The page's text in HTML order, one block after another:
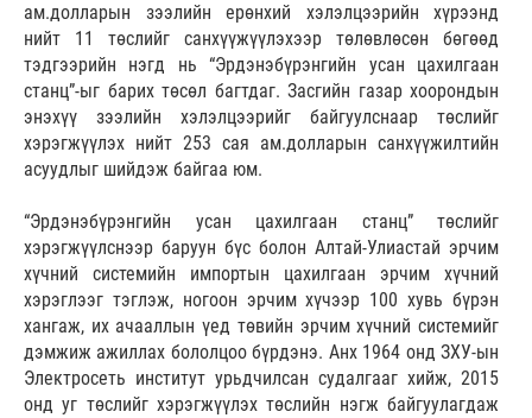
ам.долларын зээлийн ерөнхий хэлэлцээрийн хүрээнд
нийт 11 төслийг санхүүжүүлэхээр төлөвлөсөн бөгөөд
тэдгээрийн нэгд нь “Эрдэнэбүрэнгийн усан цахилгаан
станц”-ыг барих төсөл багтдаг. Засгийн газар хоорондын
энэхүү зээлийн хэлэлцээрийг байгуулснаар төслийг
хэрэгжүүлэх нийт 253 сая ам.долларын санхүүжилтийн
асуудлыг шийдэж байгаа юм.
“Эрдэнэбүрэнгийн усан цахилгаан станц” төслийг
хэрэгжүүлснээр баруун бүс болон Алтай-Улиастай эрчим
хүчний системийн импортын цахилгаан эрчим хүчний
хэрэглээг тэглэж, ногоон эрчим хүчээр 100 хувь бүрэн
хангаж, их ачааллын үед төвийн эрчим хүчний системийг
дэмжиж ажиллах бололцоо бүрдэнэ. Анх 1964 онд ЗХУ-ын
Электросеть институт урьдчилсан судалгааг хийж, 2015
онд уг төслийг хэрэгжүүлэх төслийн нэгж байгуулагдаж